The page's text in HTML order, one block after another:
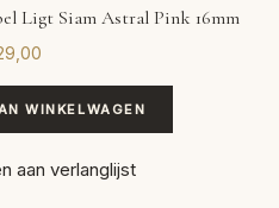
Ligt Siam Astral Pink 16mm
WINKELWAGEN
aan verlanglijst